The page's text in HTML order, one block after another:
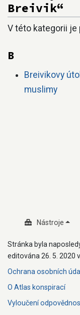
Breivik“
V této kategorii je
B
Breivikovy
muslimy
Nástroje
Stránka byla
editována 26. 5. 2020 v
Ochrana osobních
O Atlas konspirací
Vyloučení